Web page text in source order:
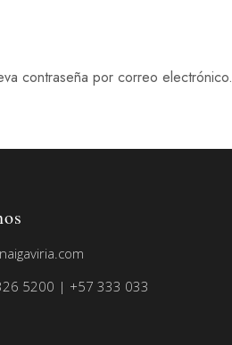
contraseña por correo electrónico.
5200 | +57 333 033